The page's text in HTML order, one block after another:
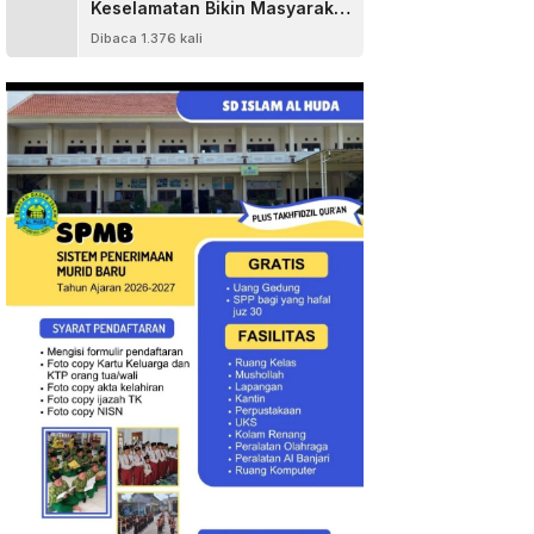
Keselamatan Bikin Masyarakat
Senang
Dibaca 1.376 kali